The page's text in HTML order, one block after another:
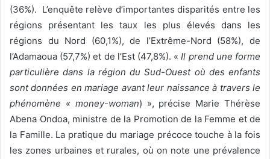
(36%). L’enquête relève d’importantes disparités entre les
régions présentant les taux les plus élevés dans les
régions du Nord (60,1%), de l’Extrême-Nord (58%), de
l’Adamaoua (57,7%) et de l’Est (47,8%). «Il prend une forme
particulière dans la région du Sud-Ouest où des enfants
sont données en mariage avant leur naissance à travers le
phénomène « money-woman) », précise Marie Thérèse
Abena Ondoa, ministre de la Promotion de la Femme et de
la Famille. La pratique du mariage précoce touche à la fois
les zones urbaines et rurales, où on note une prévalence